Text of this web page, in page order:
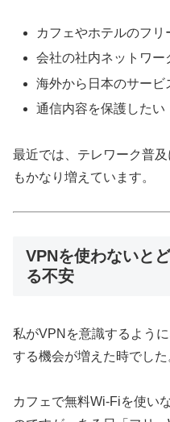
カフェやホテルのフ
会社の社内ネットワー
海外から日本のサービ
通信内容を保護したい
最近では、テレワーク普
もかなり増えています。
VPNを使わないと
る不安
私がVPNを意識するよう
する機会が増えた時でした
カフェで無料Wi-Fiを使い